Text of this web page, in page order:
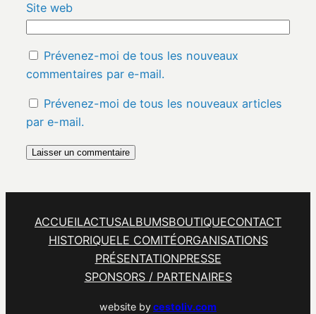
Site web
Prévenez-moi de tous les nouveaux
commentaires par e-mail.
Prévenez-moi de tous les nouveaux articles
par e-mail.
ACCUEILACTUSALBUMSBOUTIQUECONTACT
HISTORIQUELE COMITÉORGANISATIONS
PRÉSENTATIONPRESSE
SPONSORS / PARTENAIRES
website bycestoliv.com